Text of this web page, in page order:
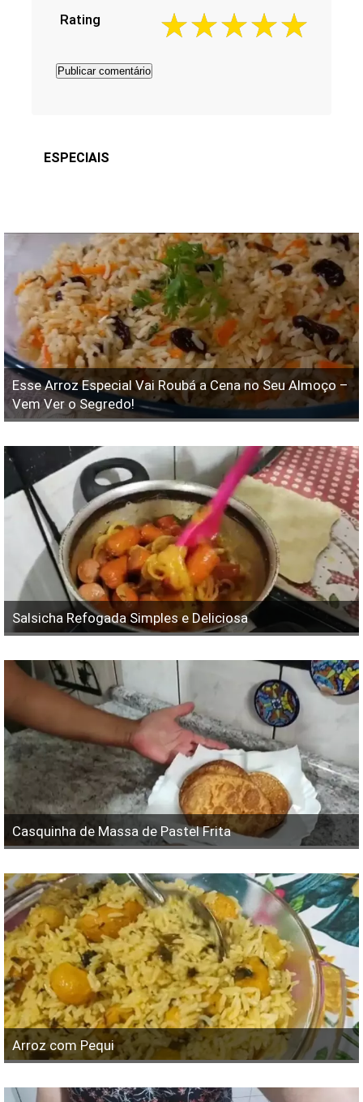
Rating
ESPECIAIS
Esse Arroz Especial Vai Roubá a Cena no Seu Almoço –
Vem Ver o Segredo!
Salsicha Refogada Simples e Deliciosa
Casquinha de Massa de Pastel Frita
Arroz com Pequi